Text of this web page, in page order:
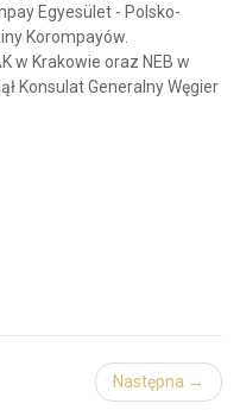
Egyesület - Polsko-
Korompayów.
w Krakowie oraz NEB w
Konsulat Generalny Węgier
Następna →